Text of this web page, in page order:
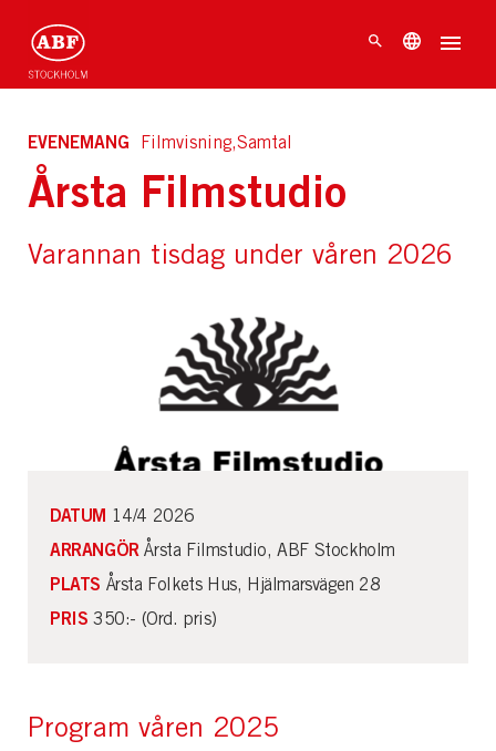
EVENEMANG Filmvisning,Samtal
Årsta Filmstudio
Varannan tisdag under våren 2026
Program våren 2025
DATUM 14/4 2026
ARRANGÖRÅrsta Filmstudio, ABF Stockholm
PLATS Årsta Folkets Hus, Hjälmarsvägen 28
PRIS 350:- (Ord. pris)